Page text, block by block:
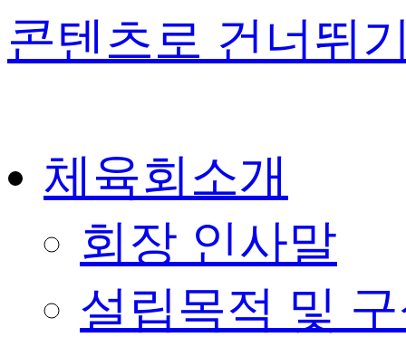
콘텐츠로 건너뛰
체육회소개
회장 인사말
설립목적 및